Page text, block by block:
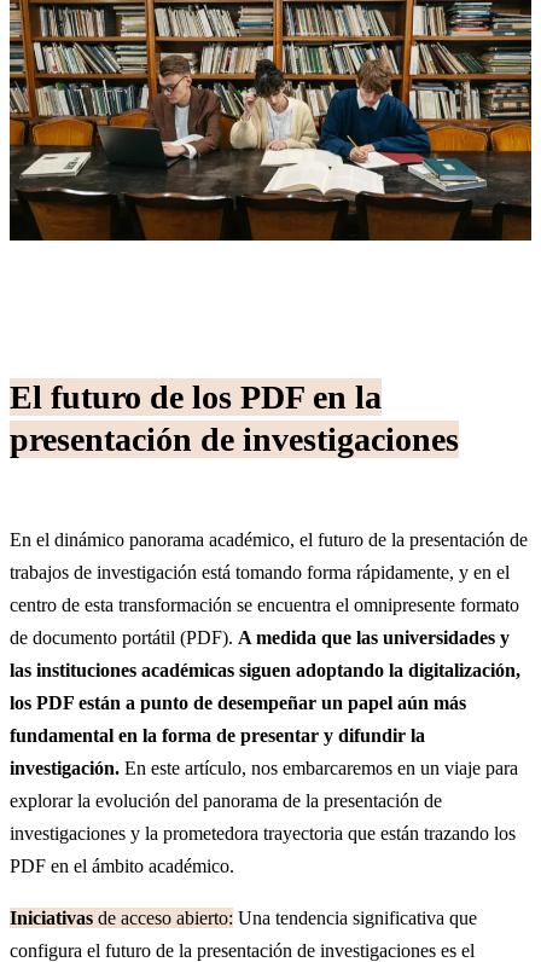
El futuro de los PDF en la
presentación de investigaciones
En el dinámico panorama académico, el futuro de la presentación de
trabajos de investigación está tomando forma rápidamente, y en el
centro de esta transformación se encuentra el omnipresente formato
de documento portátil (PDF). A medida que las universidades y
las instituciones académicas siguen adoptando la digitalización,
los PDF están a punto de desempeñar un papel aún más
fundamental en la forma de presentar y difundir la
investigación. En este artículo, nos embarcaremos en un viaje para
explorar la evolución del panorama de la presentación de
investigaciones y la prometedora trayectoria que están trazando los
PDF en el ámbito académico.
Iniciativas de acceso abierto: Una tendencia significativa que
configura el futuro de la presentación de investigaciones es el